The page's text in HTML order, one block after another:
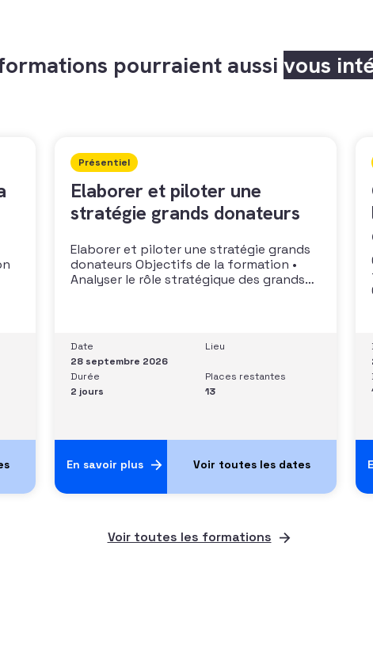
pourraient aussi vous
Présentiel
Elaborer et piloter une
stratégie grands donateurs
Elaborer et piloter une stratégie grands
donateurs Objectifs de la formation •
Analyser le rôle stratégique des grands
disponibles• Mobiliser la gouvernance et
les parties prenantes• Construire un
argumentaire personnalisé et piloter le
parcours
Date
28 septembre 2026
Lieu
Durée
2 jours
Places restantes
13
En savoir plus
Voir toutes les formations